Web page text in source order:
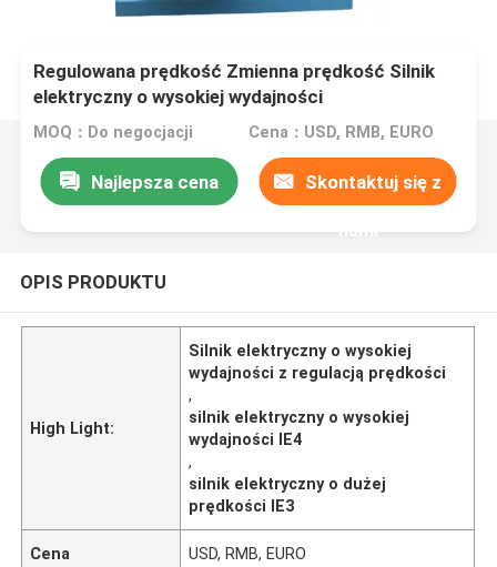
Regulowana prędkość Zmienna prędkość Silnik
elektryczny o wysokiej wydajności
MOQ：Do negocjacji Cena：USD, RMB, EURO
Najlepsza cena Skontaktuj się z
nami
OPIS PRODUKTU
High Light:
Silnik elektryczny o wysokiej
wydajności z regulacją prędkości
,
silnik elektryczny o wysokiej
wydajności IE4
,
silnik elektryczny o dużej
prędkości IE3
Cena USD, RMB, EURO